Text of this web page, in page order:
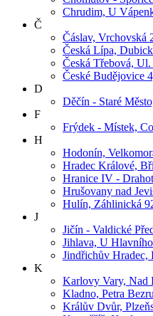
Chrudim, U
Č
Čáslav, Vrchovská
Česká Lípa,
Česká Třebová, Ul.
České Budějovice
D
Děčín - Staré
F
Frýdek - Místek,
H
Hodonín,
Hradec Králové,
Hranice IV -
Hrušovany nad
Hulín, Záhlinická
J
Jičín - Valdické
Jihlava, U
Jindřichův Hradec,
K
Karlovy Vary, Nad
Kladno, Petra
Králův Dvůr,